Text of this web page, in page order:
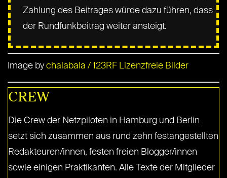
Zahlung des Beitrages würde dazu führen, dass
der Rundfunkbeitrag weiter ansteigt.
Image bychalabala / 123RF Lizenzfreie Bilder
CREW
Die Crew der Netzpiloten in Hamburg und Berlin
setzt sich zusammen aus rund zehn festangestellten
Redakteuren/innen, festen freien Blogger/innen
sowie einigen Praktikanten. Alle Texte der Mitglieder